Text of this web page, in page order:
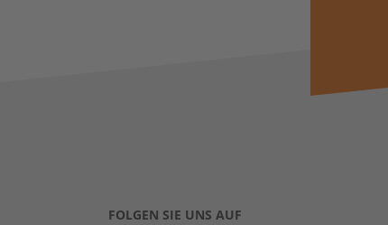
FOLGEN SIE UNS AUF